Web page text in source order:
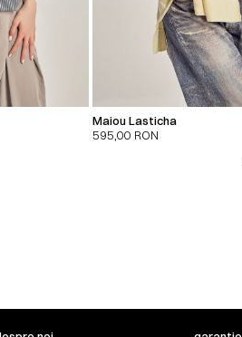
Maiou Lasticha
595,00 RON